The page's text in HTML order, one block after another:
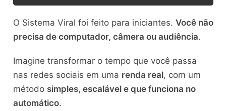
O Sistema Viral foi feito para iniciantes. Você não
precisa de computador, câmera ou audiência.
Imagine transformar o tempo que você passa
nas redes sociais em uma renda real, com um
método simples, escalável e que funciona no
automático.